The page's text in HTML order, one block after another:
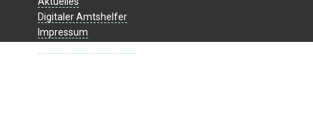
Digitaler Amtshelfer
Impressum